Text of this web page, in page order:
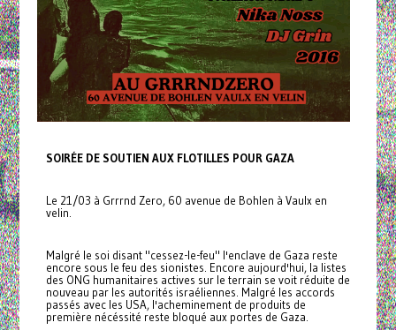
SOIRÉE DE SOUTIEN AUX FLOTILLES POUR GAZA
Le 21/03 à Grrrnd Zero, 60 avenue de Bohlen à Vaulx en
velin.
Malgré le soi disant "cessez-le-feu" l'enclave de Gaza reste
encore sous le feu des sionistes. Encore aujourd'hui, la listes
des ONG humanitaires actives sur le terrain se voit réduite de
nouveau par les autorités israéliennes. Malgré les accords
passés avec les USA, l'acheminement de produits de
première nécéssité reste bloqué aux portes de Gaza.